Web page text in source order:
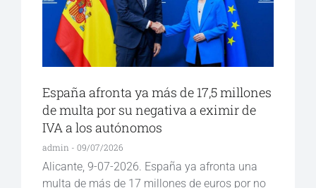
España afronta ya más de 17,5 millones
de multa por su negativa a eximir de
IVA a los autónomos
admin 09/07/2026
Alicante, 9-07-2026. España ya afronta una
multa de más de 17 millones de euros por no